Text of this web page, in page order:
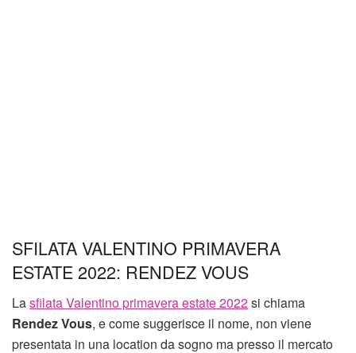
SFILATA VALENTINO PRIMAVERA
ESTATE 2022: RENDEZ VOUS
Lasfilata Valentino primavera estate 2022si chiama
Rendez Vous, e come suggerisce il nome, non viene
presentata in una location da sogno ma presso il mercato